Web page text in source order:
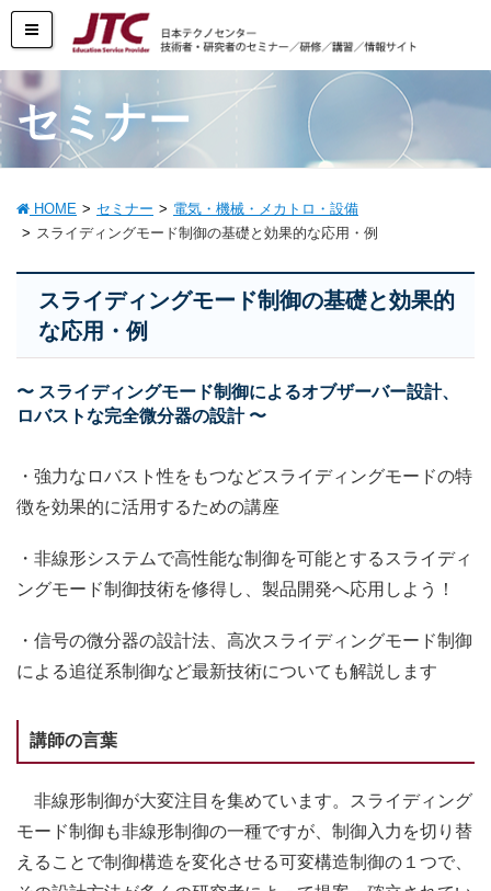
セミナー
HOME セミナー
電気・機械・メカトロ・設備
スライディングモード制御の基礎と効果的な応用・例
スライディングモード制御の基礎と効果的
な応用・例
〜 スライディングモード制御によるオブザーバー設計、
ロバストな完全微分器の設計 〜
・ 強力なロバスト性をもつなどスライディングモードの特
徴を効果的に活用するための講座
・ 非線形システムで高性能な制御を可能とするスライディ
ングモード制御技術を修得し、製品開発へ応用しよう！
・信号の微分器の設計法、高次スライディングモード制御
による追従系制御など最新技術についても解説します
講師の言葉
非線形制御が大変注目を集めています。スライディング
モード制御も非線形制御の一種ですが、制御入力を切り替
えることで制御構造を変化させる可変構造制御の１つで、